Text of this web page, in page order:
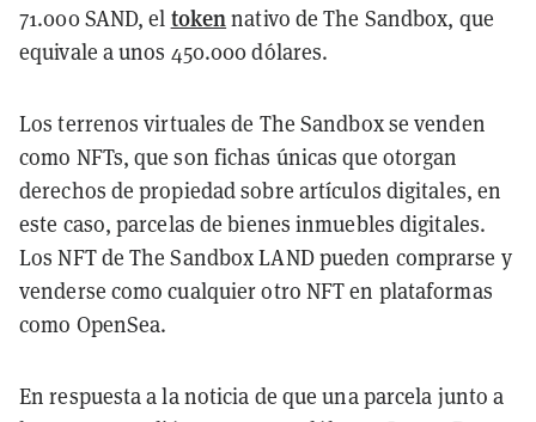
71.000 SAND, el token nativo de The Sandbox, que
equivale a unos 450.000 dólares.
Los terrenos virtuales de The Sandbox se venden
como NFTs, que son fichas únicas que otorgan
derechos de propiedad sobre artículos digitales, en
este caso, parcelas de bienes inmuebles digitales.
Los NFT de The Sandbox LAND pueden comprarse y
venderse como cualquier otro NFT en plataformas
como OpenSea.
En respuesta a la noticia de que una parcela junto a